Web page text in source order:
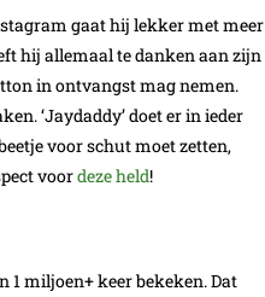
gaat hij lekker met meer
hij allemaal te danken aan zijn
in ontvangst mag nemen.
‘Jaydaddy’ doet er in ieder
voor schut moet zetten,
voordeze held!
1 miljoen+ keer bekeken. Dat